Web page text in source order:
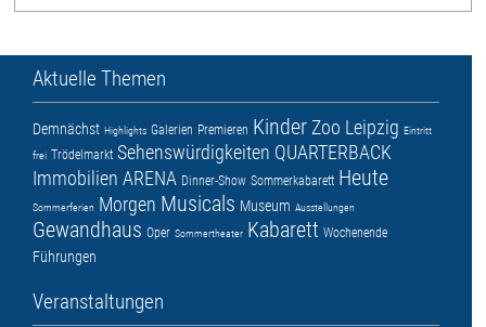
Aktuelle Themen
Demnächst Highlights Galerien Premieren Kinder Zoo Leipzig Eintritt
frei Trödelmarkt Sehenswürdigkeiten QUARTERBACK
Immobilien ARENA Dinner-Show Sommerkabarett Heute
Sommerferien Morgen Musicals Museum Ausstellungen
Gewandhaus Oper Sommertheater Kabarett Wochenende
Führungen
Veranstaltungen